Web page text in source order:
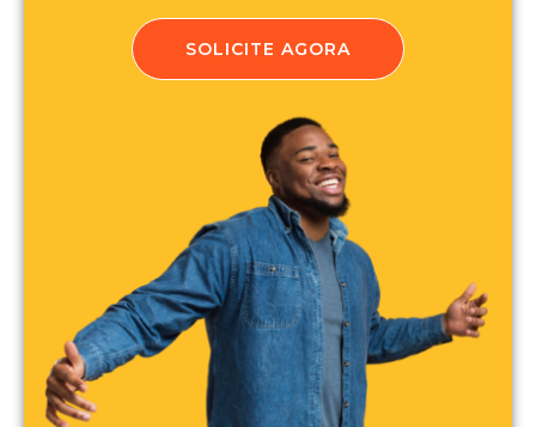
SOLICITE AGORA